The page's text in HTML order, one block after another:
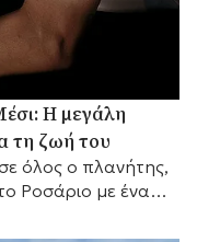
Η μεγάλη
τη ζωή του
όλος ο πλανήτης,
Ροσάριο με ένα